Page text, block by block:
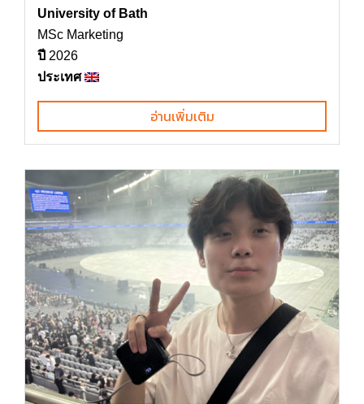
University of Bath
MSc Marketing
ปี 2026
ประเทศ
อ่านเพิ่มเติม